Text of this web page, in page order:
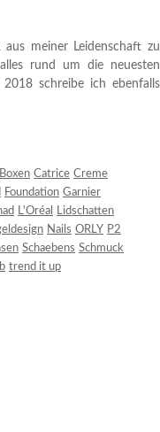
meiner Leidenschaft zu
rund um die neuesten
2018 schreibe ich ebenfalls
Boxen Catrice Creme
Foundation Garnier
L'Oréal
Lidschatten
Nails ORLY P2
Schaebens Schmuck
trend it up